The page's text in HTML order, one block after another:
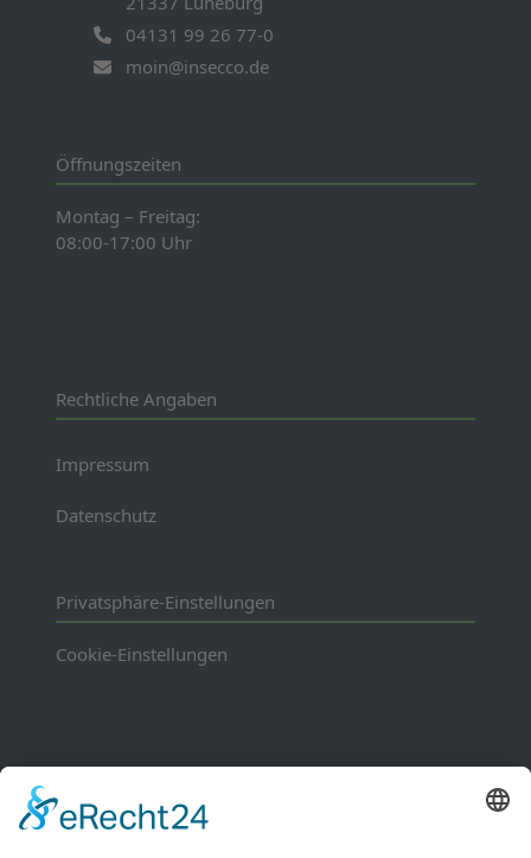
04131 99 26 77-0
moin@insecco.de
Öffnungszeiten
Montag – Freitag:
08:00-17:00 Uhr
Rechtliche Angaben
Impressum
Datenschutz
Privatsphäre-Einstellungen
Cookie-Einstellungen
Mitgliedschaften